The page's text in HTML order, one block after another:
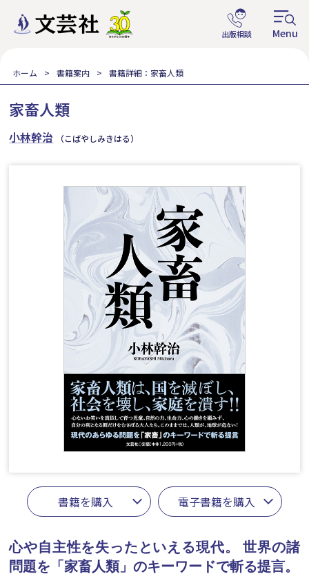
ホーム 書籍案内 書籍詳細：家畜人類
家畜人類
小林幹治 （こばやしみきはる）
書籍を購入 電子書籍を購入
心や自主性を失ったといえる現代。
世界の諸
問題を「家畜人類」のキーワードで斬る提言。